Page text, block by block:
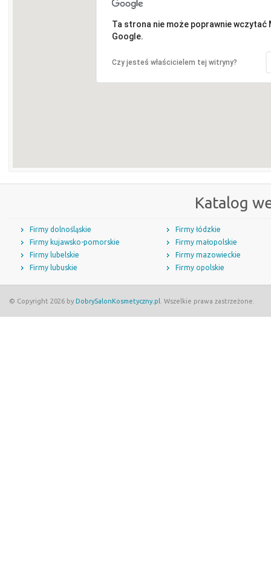
Ta strona nie może poprawnie wczytać
Google.
Czy jesteś właścicielem tej witryny?
Katalog
Firmy dolnośląskie
Firmy kujawsko-pomorskie
Firmy lubelskie
Firmy lubuskie
Firmy łódzkie
Firmy małopolskie
Firmy mazowieckie
Firmy opolskie
© Copyright 2026 by DobrySalonKosmetyczny.pl . Wszelkie prawa zastrzeżone.